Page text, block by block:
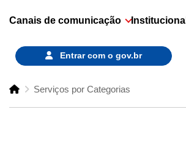
Canais de comunicação Institucional
Entrar com o gov.br
Serviços por Categorias